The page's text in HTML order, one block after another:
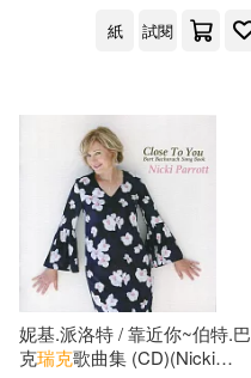
紙
試閱
妮基.派洛特 / 靠近你~伯特.巴
克瑞克歌曲集 (CD)(Nicki